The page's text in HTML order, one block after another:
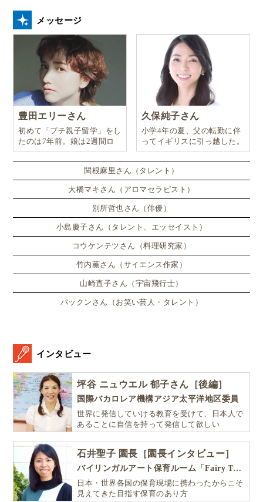
子どもたちが触れられる環境づくり
政党小屋には、自分達の
学校の先生
友達のお母さん
近所の人
が政治家としていることも珍しくありません。
な、
より生活に近いところで活動
身近な大人の政治意見が子どもに影響することが、良
くも悪くもあるとは思いますが、大人が自分たちの社
会問題を真剣に話し合っている姿を子どもたちが目に
し、成長していくに連れて、多くの意見を聞きなが
ら、自分の意見をつくっていけることが、将来のこの
国の強さになるのではないかと感じました。
メッセージ
豊田エリーさん
初めて「プチ親子留学」をし
たのは7年前。娘は2週間ロ
ンドンのサマースクールに通
い、英語劇に挑戦したり、
久保純子さん
小学4年の夏、父の転勤に伴
ってイギリスに引っ越した。
関根麻里さん（タレント）
大橋マキさん（アロマセラピスト）
別所哲也さん（俳優）
小島慶子さん（タレント、エッセイスト）
コウケンテツさん（料理研究家）
竹内薫さん（サイエンス作家）
山崎直子さん（宇宙飛行士）
パックンさん（お笑い芸人・タレント）
インタビュー
坪谷 ニュウエル 郁子さん［後編］
国際バカロレア機構アジア太平洋地区委員
世界に発信していける教育を受けて、日本人で
あることに自信を持って発信して欲しい
石井聖子 園長［園長インタビュー］
バイリンガルアート保育ルーム「Fairy Tale（フェアリーテイル）」
日本・世界各国の保育現場に携わったからこそ
見えてきた目指す保育のあり方